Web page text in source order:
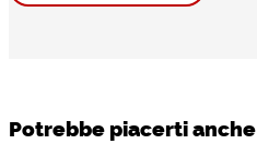
Potrebbe piacerti anche